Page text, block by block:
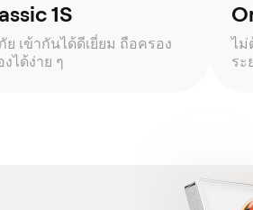
1S
ย เข้ากันได้ดีเยี่ยม ถือครอง
ได้ง่าย ๆ
ไม่
ระ